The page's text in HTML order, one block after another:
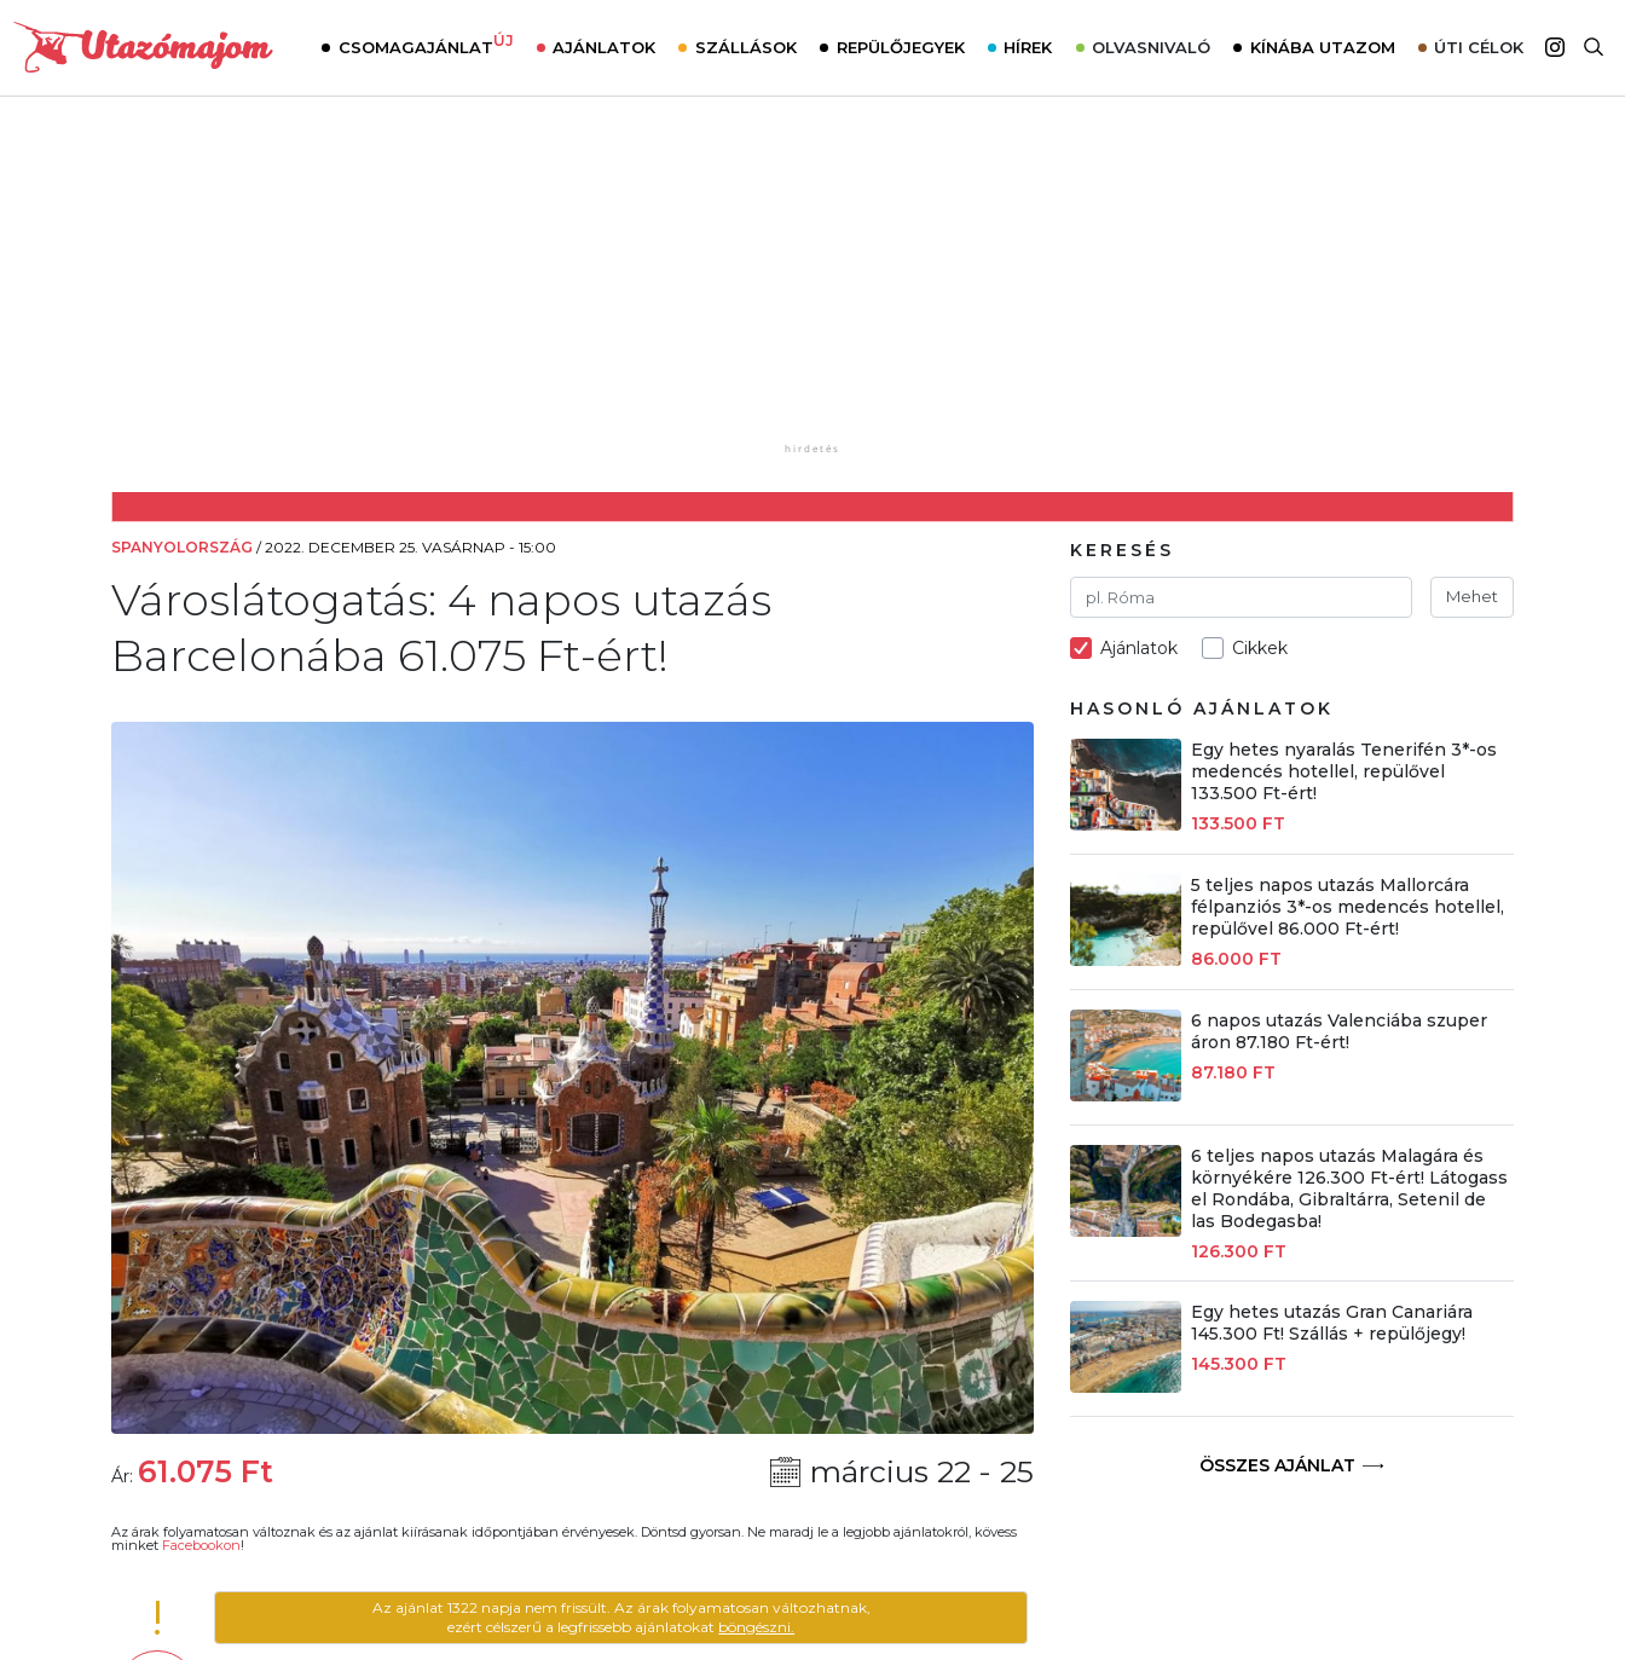
CSOMAGAJÁNLATÚJ AJÁNLATOK SZÁLLÁSOK REPÜLŐJEGYEK HÍREK OLVASNIVALÓ KÍNÁBA UTAZOM ÚTI CÉLOK
SPANYOLORSZÁG /2022. DECEMBER 25. VASÁRNAP - 15:00
Városlátogatás: 4 napos utazás
Barcelonába 61.075 Ft-ért!
Ár: 61.075 Ft március 22 - 25
Az árak folyamatosan változnak és az ajánlat kiírásanak időpontjában érvényesek. Döntsd gyorsan. Ne maradj le a legjobb ajánlatokról, kövess
minket Facebookon!
!
Az ajánlat 1322 napja nem frissült. Az árak folyamatosan változhatnak,
ezért célszerű a legfrissebb ajánlatokat böngészni.
KERESÉS
Mehet
Ajánlatok Cikkek
HASONLÓ AJÁNLATOK
Egy hetes nyaralás Tenerifén 3*-os
medencés hotellel, repülővel
133.500 Ft-ért!
133.500 FT
5 teljes napos utazás Mallorcára
félpanziós 3*-os medencés hotellel,
repülővel 86.000 Ft-ért!
86.000 FT
6 napos utazás Valenciába szuper
áron 87.180 Ft-ért!
87.180 FT
6 teljes napos utazás Malagára és
környékére 126.300 Ft-ért! Látogass
el Rondába, Gibraltárra, Setenil de
las Bodegasba!
126.300 FT
Egy hetes utazás Gran Canariára
145.300 Ft! Szállás + repülőjegy!
145.300 FT
ÖSSZES AJÁNLAT